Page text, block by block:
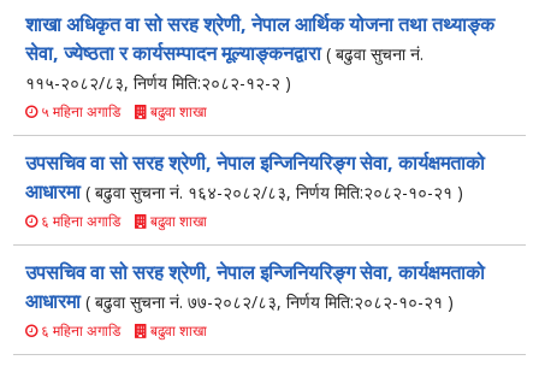
शाखा अधिकृत वा सो सरह श्रेणी, नेपाल आर्थिक योजना तथा तथ्याङ्क
सेवा, ज्येष्ठता र कार्यसम्पादन मूल्याङ्कनद्वारा( बढुवा सुचना नं.
११५-२०८२/८३, निर्णय मिति:२०८२-१२-२ )
५ महिना अगाडि बढुवा शाखा
उपसचिव वा सो सरह श्रेणी, नेपाल इन्जिनियरिङ्ग सेवा, कार्यक्षमताको
आधारमा( बढुवा सुचना नं. १६४-२०८२/८३, निर्णय मिति:२०८२-१०-२१ )
६ महिना अगाडि बढुवा शाखा
उपसचिव वा सो सरह श्रेणी, नेपाल इन्जिनियरिङ्ग सेवा, कार्यक्षमताको
आधारमा( बढुवा सुचना नं. ७७-२०८२/८३, निर्णय मिति:२०८२-१०-२१ )
६ महिना अगाडि बढुवा शाखा